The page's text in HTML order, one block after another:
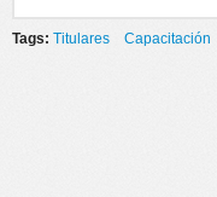
Tags: Titulares Capacitación